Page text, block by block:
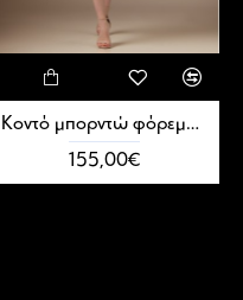
Kοντό μπορντώ φόρεμα με διαφάνεια
155,00€